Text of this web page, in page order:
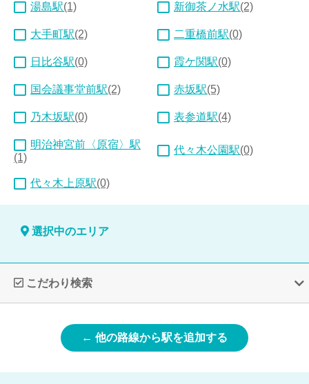
湯島駅(1) 新御茶ノ水駅(2)
大手町駅(2) 二重橋前駅(0)
日比谷駅(0) 霞ケ関駅(0)
国会議事堂前駅(2) 赤坂駅(5)
乃木坂駅(0) 表参道駅(4)
明治神宮前〈原宿〉駅
(1)
代々木公園駅(0)
代々木上原駅(0)
選択中のエリア
こだわり検索
← 他の路線から駅を追加する